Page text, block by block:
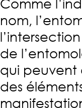
Comme
nom,
de
qui peuvent
des